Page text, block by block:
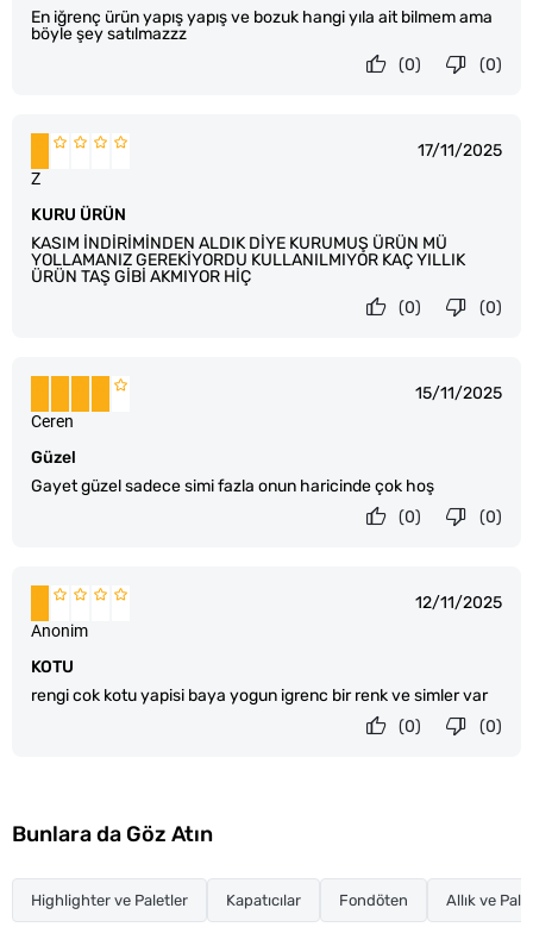
En iğrenç ürün yapış yapış ve bozuk hangi yıla ait bilmem ama
böyle şey satılmazzz
(0)
(0)
17/11/2025
KURU ÜRÜN
KASIM İNDİRİMİNDEN ALDIK DİYE KURUMUŞ ÜRÜN MÜ
YOLLAMANIZ GEREKİYORDU KULLANILMIYOR KAÇ YILLIK
ÜRÜN TAŞ GİBİ AKMIYOR HİÇ
Z
(0)
(0)
15/11/2025
Güzel
Gayet güzel sadece simi fazla onun haricinde çok hoş
Ceren
(0)
(0)
12/11/2025
KOTU
rengi cok kotu yapisi baya yogun igrenc bir renk ve simler var
Anonim
(0)
(0)
Bunlara da Göz Atın
Highlighter ve Paletler Kapatıcılar Fondöten Allık ve